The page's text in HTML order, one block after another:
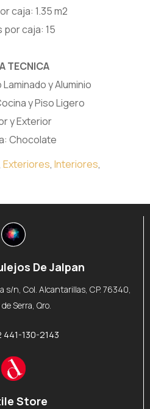
caja: 1.35 m2
por caja: 15
TECNICA
y Aluminio
y Piso Ligero
y Exterior
Chocolate
Exteriores, Interiores,
De Jalpan
s/n, Col. Alcantarillas, CP. 76340,
Serra, Qro.
441-130-2143
Store